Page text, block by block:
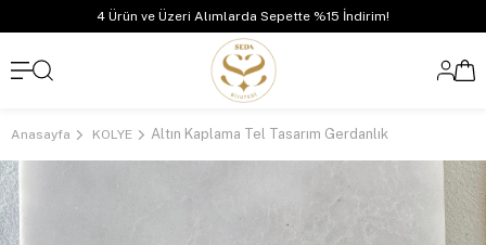
4 Ürün ve Üzeri Alımlarda Sepette %15 İndirim!
Anasayfa KOLYE Altın Kaplama Tel Tasarım Gerdanlık